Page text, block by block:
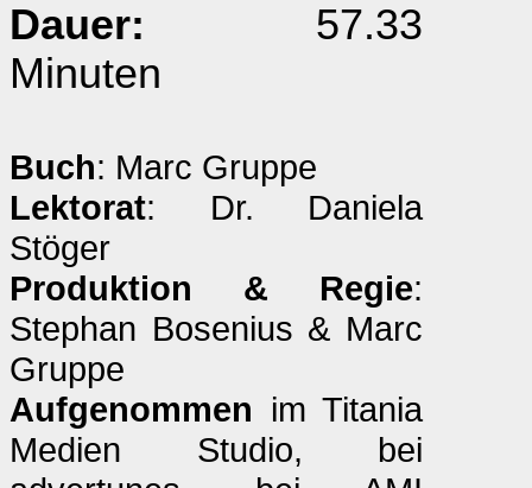
Dauer: 57.33
Minuten
Buch: Marc Gruppe
Lektorat: Dr. Daniela
Stöger
Produktion & Regie:
Stephan Bosenius & Marc
Gruppe
Aufgenommen im Titania
Medien Studio, bei